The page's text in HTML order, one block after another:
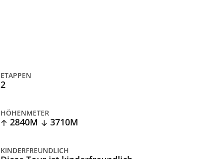
ETAPPEN
2
HÖHENMETER
2840M 3710M
KINDERFREUNDLICH